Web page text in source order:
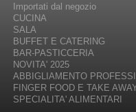
Importati dal negozio
CUCINA
SALA
BUFFET E CATERING
BAR-PASTICCERIA
NOVITA' 2025
ABBIGLIAMENTO
FINGER FOOD E TAKE
SPECIALITA' ALIMENTARI